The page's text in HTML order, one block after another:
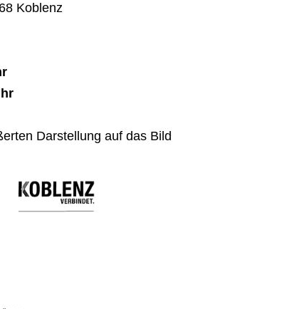
Koblenz
Darstellung auf das Bild